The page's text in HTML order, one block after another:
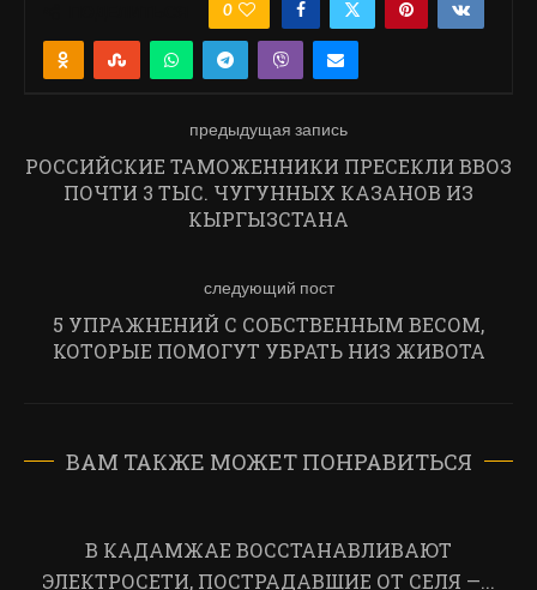
0
предыдущая запись
РОССИЙСКИЕ ТАМОЖЕННИКИ ПРЕСЕКЛИ ВВОЗ
ПОЧТИ 3 ТЫС. ЧУГУННЫХ КАЗАНОВ ИЗ
КЫРГЫЗСТАНА
следующий пост
5 УПРАЖНЕНИЙ С СОБСТВЕННЫМ ВЕСОМ,
КОТОРЫЕ ПОМОГУТ УБРАТЬ НИЗ ЖИВОТА
ВАМ ТАКЖЕ МОЖЕТ ПОНРАВИТЬСЯ
В КАДАМЖАЕ ВОССТАНАВЛИВАЮТ
ЭЛЕКТРОСЕТИ, ПОСТРАДАВШИЕ ОТ СЕЛЯ —...